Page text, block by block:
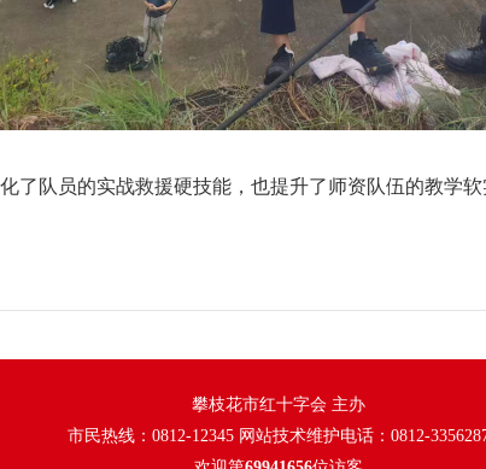
队员的实战救援硬技能，也提升了师资队伍的教学软
攀枝花市红十字会 主办
市民热线：0812-12345 网站技术维护电话：0812-